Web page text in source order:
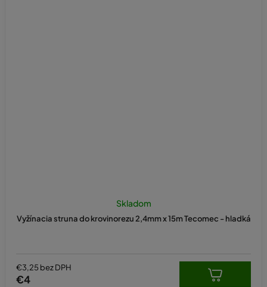
Vyžínacia struna do krovinorezu 2,4mm x 15m Tecomec - hladká
Skladom
€3,25 bez DPH
€4